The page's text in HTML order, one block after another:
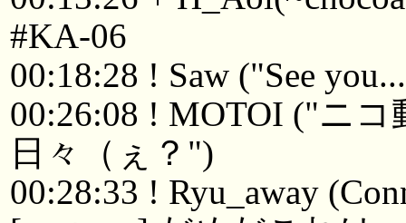
#KA-06
00:18:28 ! Saw ("See
00:26:08 ! MOTOI ("ニ
日々（ぇ？")
00:28:33 ! Ryu_away